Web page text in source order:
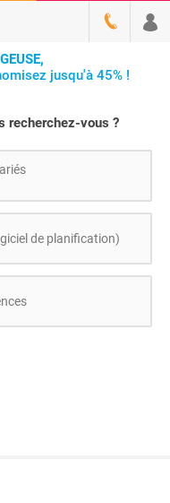
jusqu'à 45% !
recherchez-vous ?
de planification)